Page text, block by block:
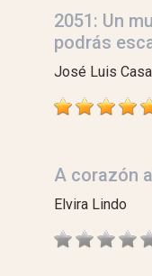
2051: Un
podrás
José Luis
A corazón
Elvira Lindo